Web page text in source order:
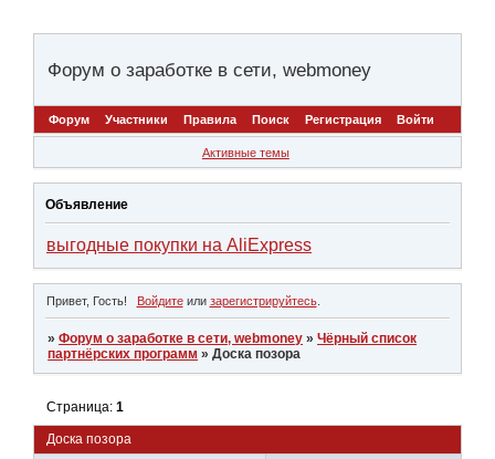
Форум о заработке в сети, webmoney
Форум Участники Правила Поиск Регистрация Войти
Активные темы
Объявление
выгодные покупки на AliExpress
Привет, Гость! Войдитеили зарегистрируйтесь.
»Форум о заработке в сети, webmoney »Чёрный список
партнёрских программ »Доска позора
Доска позора
Страница:1